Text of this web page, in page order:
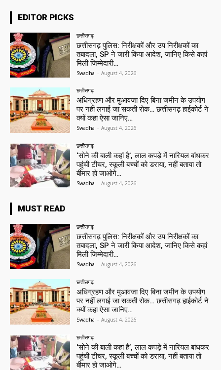
EDITOR PICKS
छत्तीसगढ़
छत्तीसगढ़ पुलिस: निरीक्षकों और उप निरीक्षकों का
तबादला, SP ने जारी किया आदेश, जानिए किसे कहां
मिली जिम्मेदारी…
Swadha - August 4, 2026
छत्तीसगढ़
अधिग्रहण और मुआवजा दिए बिना जमीन के उपयोग
पर नहीं लगाई जा सकती रोक… छत्तीसगढ़ हाईकोर्ट ने
क्यों कहा ऐसा जानिए…
Swadha - August 4, 2026
छत्तीसगढ़
‘सोने की बाली कहां है’, लाल कपड़े में नारियल बांधकर
पहुंची टीचर, स्कूली बच्चों को डराया, नहीं बताया तो
बीमार हो जाओगे…
Swadha - August 4, 2026
MUST READ
छत्तीसगढ़
छत्तीसगढ़ पुलिस: निरीक्षकों और उप निरीक्षकों का
तबादला, SP ने जारी किया आदेश, जानिए किसे कहां
मिली जिम्मेदारी…
Swadha - August 4, 2026
छत्तीसगढ़
अधिग्रहण और मुआवजा दिए बिना जमीन के उपयोग
पर नहीं लगाई जा सकती रोक… छत्तीसगढ़ हाईकोर्ट ने
क्यों कहा ऐसा जानिए…
Swadha - August 4, 2026
छत्तीसगढ़
‘सोने की बाली कहां है’, लाल कपड़े में नारियल बांधकर
पहुंची टीचर, स्कूली बच्चों को डराया, नहीं बताया तो
बीमार हो जाओगे…